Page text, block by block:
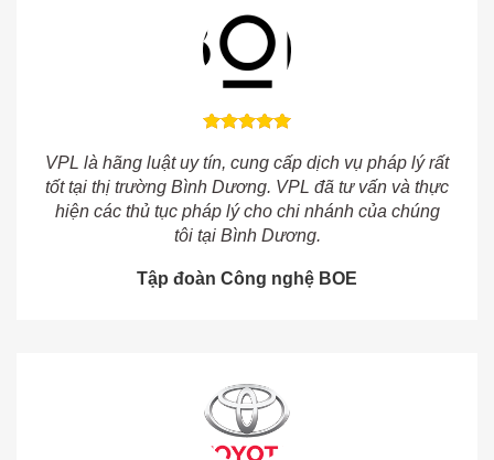
VPL là hãng luật uy tín, cung cấp dịch vụ pháp lý rất
tốt tại thị trường Bình Dương. VPL đã tư vấn và thực
hiện các thủ tục pháp lý cho chi nhánh của chúng
tôi tại Bình Dương.
Tập đoàn Công nghệ BOE